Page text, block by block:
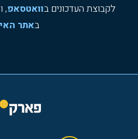
לקבוצת העדכונים בוואטסאפ,
באתר